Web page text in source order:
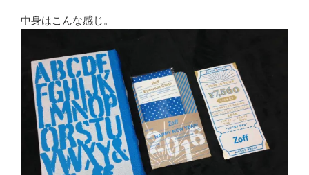
中身はこんな感じ。